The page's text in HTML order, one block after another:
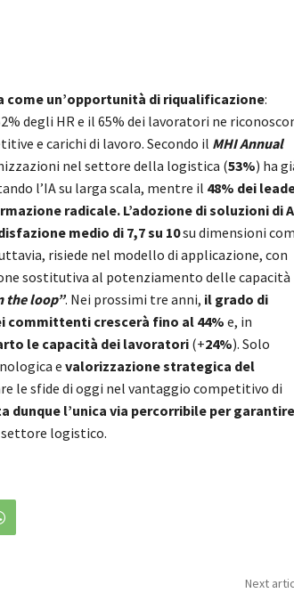
come un’opportunità di riqualificazione:
degli HR e il 65% dei lavoratori ne
e carichi di lavoro. Secondo il MHI Annual
nel settore della logistica (53%) ha
l’IA su larga scala, mentre il 48% dei
radicale. L’adozione di soluzioni di
medio di 7,7 su 10su dimensioni
risiede nel modello di applicazione, con
sostitutiva al potenziamento delle capacità
the loop”. Nei prossimi tre anni, il grado di
committenti crescerà fino al 44% e, in
le capacità dei lavoratori(+24%). Solo
evalorizzazione strategica del
le sfide di oggi nel vantaggio competitivo di
l’unica via percorribile per garantire
logistico.
Next